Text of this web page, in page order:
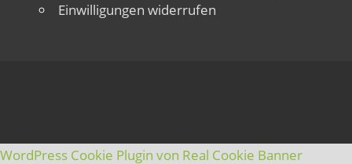
Einwilligungen widerrufen
WordPress Cookie Plugin von Real Cookie Banner